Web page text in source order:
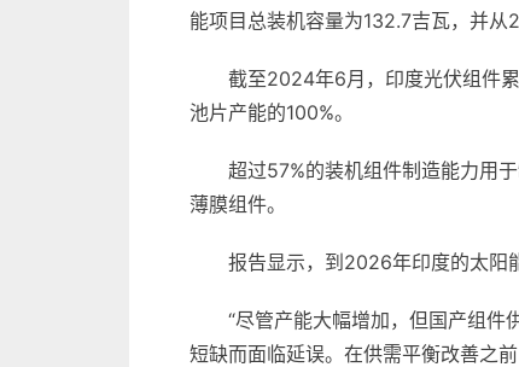
能项目总装机容量为132.7吉瓦，并
截至2024年6月，印度光伏组件
池片产能的100%。
超过57%的装机组件制造能力用
薄膜组件。
报告显示，到2026年印度的太阳
“尽管产能大幅增加，但国产组件
短缺而面临延误。在供需平衡改善之